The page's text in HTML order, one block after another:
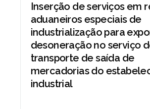
Inserção de serviços em
aduaneiros especiais de
industrialização para
desoneração no serviço
transporte de saída de
mercadorias do
industrial